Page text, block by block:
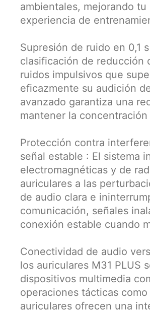
ambientales, mejorando
experiencia de
Supresión de ruido en 0,1
clasificación de reducción
ruidos impulsivos que
eficazmente su audición
avanzado garantiza una
mantener la
Protección contra
señal estable : El sistema
electromagnéticas y de
auriculares a las
de audio clara e
comunicación, señales
conexión estable cuando
Conectividad de audio
los auriculares M31 PLUS
dispositivos multimedia
operaciones tácticas
auriculares ofrecen una